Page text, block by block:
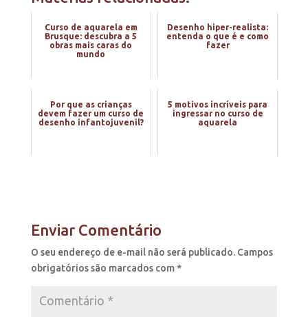
Curso de aquarela em
Brusque: descubra a 5
obras mais caras do
mundo
Desenho hiper-realista:
entenda o que é e como
fazer
Por que as crianças
devem fazer um curso de
desenho infantojuvenil?
5 motivos incríveis para
ingressar no curso de
aquarela
Enviar Comentário
O seu endereço de e-mail não será publicado. Campos
obrigatórios são marcados com *